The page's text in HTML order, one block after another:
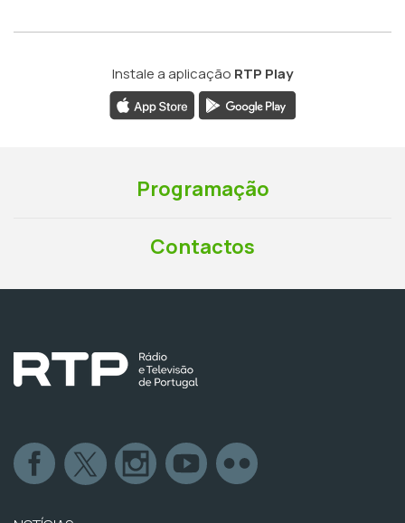
Instale a aplicação RTP Play
Programação
Contactos